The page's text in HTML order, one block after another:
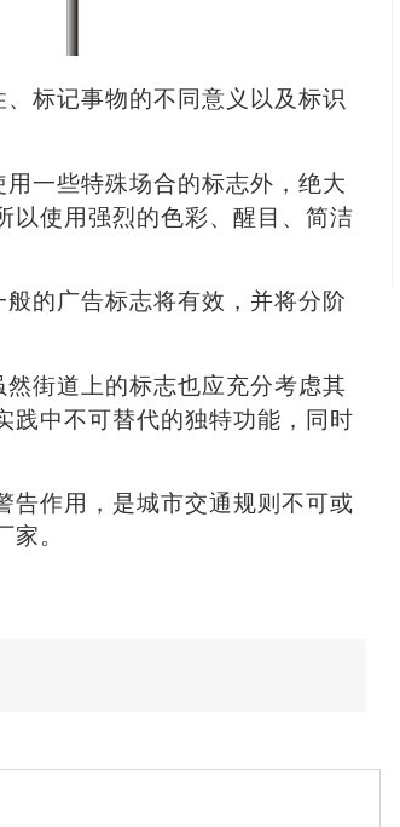
标记事物的不同意义以及标识
一些特殊场合的标志外，绝大
以使用强烈的色彩、醒目、简洁
的广告标志将有效，并将分阶
街道上的标志也应充分考虑其
践中不可替代的独特功能，同时
告作用 ，是城市交通规则不可或
。